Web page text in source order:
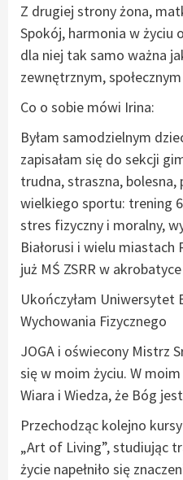
Z drugiej strony żona,
Spokój, harmonia w życiu
dla niej tak samo ważna
zewnętrznym,
Co o sobie mówi Irina:
Byłam samodzielnym
zapisałam się do sekcji
trudna, straszna, bolesna,
wielkiego sportu: trening
stres fizyczny i moralny,
Białorusi i wielu miastach
już MŚ ZSRR w
Ukończyłam Uniwersytet
Wychowania Fizycznego
JOGA i oświecony Mistrz
się w moim życiu. W
Wiara i Wiedza, że Bóg
Przechodząc kolejno
„Art of Living”, studiując
życie napełniło się